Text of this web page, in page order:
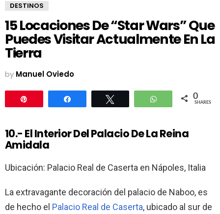
DESTINOS
15 Locaciones De “Star Wars” Que
Puedes Visitar Actualmente En La
Tierra
by Manuel Oviedo
WhatsApp0
SHARES
10.- El Interior Del Palacio De La Reina
Amidala
Ubicación: Palacio Real de Caserta en Nápoles, Italia
La extravagante decoración del palacio de Naboo, es
de hecho el Palacio Real de Caserta, ubicado al sur de